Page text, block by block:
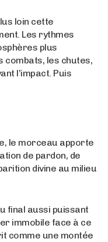
loin cette
Les rythmes
plus
combats, les chutes,
l’impact. Puis
le morceau apporte
de pardon, de
divine au milieu
final aussi puissant
immobile face à ce
comme une montée